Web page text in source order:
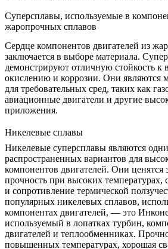
Суперсплавы, используемые в
жаропрочных сплавов
Сердце компонентов двигателей из
заключается в выборе материала.
демонстрируют отличную стойкость к
окислению и коррозии. Они являются
для требовательных сред, таких как
авиационные двигатели и другие
приложения.
Никелевые сплавы
Никелевые суперсплавы являются
распространенных вариантов для
компонентов двигателей. Они
прочность при высоких температурах,
и сопротивление термической
популярных никелевых сплавов,
компонентах двигателей, — это
используемый в лопатках турбин,
двигателей и теплообменниках.
повышенных температурах, хорошая